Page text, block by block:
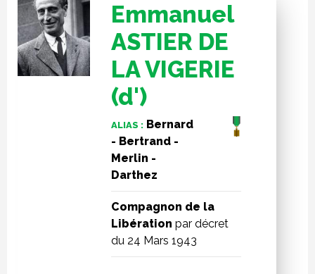
Emmanuel
ASTIER DE
LA VIGERIE
(d')
ALIAS :Bernard
- Bertrand -
Merlin -
Darthez
Compagnon de la
Libération par décret
du 24 Mars 1943